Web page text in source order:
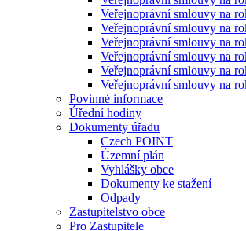
Veřejnoprávní smlouvy na
Veřejnoprávní smlouvy na
Veřejnoprávní smlouvy na
Veřejnoprávní smlouvy na
Veřejnoprávní smlouvy na
Veřejnoprávní smlouvy na
Povinné informace
Úřední hodiny
Dokumenty úřadu
Czech POINT
Územní plán
Vyhlášky obce
Dokumenty ke stažení
Odpady
Zastupitelstvo obce
Pro Zastupitele